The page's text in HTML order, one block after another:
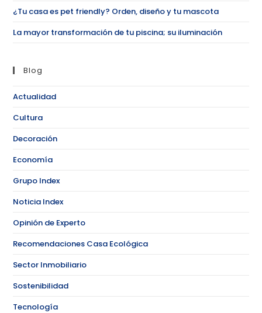
¿Tu casa es pet friendly? Orden, diseño y tu mascota
La mayor transformación de tu piscina; su iluminación
Blog
Actualidad
Cultura
Decoración
Economía
Grupo Index
Noticia Index
Opinión de Experto
Recomendaciones Casa Ecológica
Sector Inmobiliario
Sostenibilidad
Tecnología